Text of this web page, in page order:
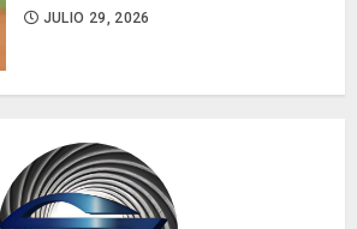
JULIO 29, 2026